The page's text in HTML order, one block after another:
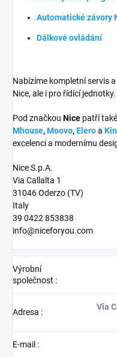
Automatické závory
Dálkové ovládání
Nabízíme kompletní servis
Nice, ale i pro řídící jednotky.
Pod značkou Nice patří
Mhouse,Moovo,Eleroa
excelenci a modernímu
Nice S.p.A.
Via Callalta 1
31046 Oderzo (TV)
Italy
39 0422 853838
info@niceforyou.com
Výrobní
společnost :
Adresa :
Via
E-mail :